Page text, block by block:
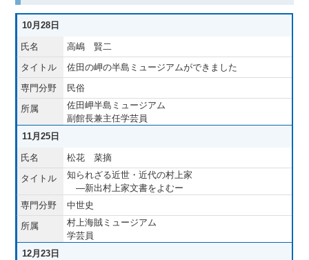
10月28日
高嶋 賢二
佐田の岬の半島ミュージアムができました
民俗
佐田岬半島ミュージアム
副館長兼主任学芸員
11月25日
松花 菜摘
知られざる近世・近代の村上家
―新出村上家文書をよむー
中世史
村上海賊ミュージアム
学芸員
12月23日